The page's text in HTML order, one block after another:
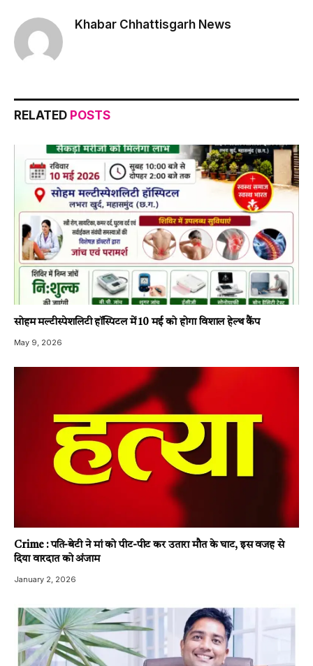
Khabar Chhattisgarh News
RELATED POSTS
सोहम मल्टीस्पेशलिटी हॉस्पिटल में 10 मई को होगा विशाल हेल्थ कैंप
May 9, 2026
Crime : पति-बेटी ने मां को पीट-पीट कर उतारा मौत के घाट, इस वजह से
दिया वारदात को अंजाम
January 2, 2026